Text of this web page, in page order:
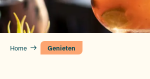
Home Genieten